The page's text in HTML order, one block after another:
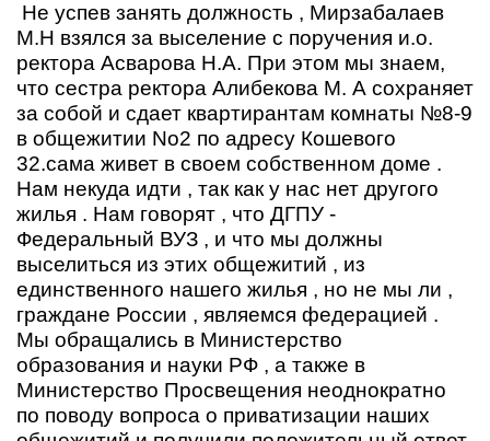
Не успев занять должность , Мирзабалаев
М.Н взялся за выселение с поручения и.о.
ректора Асварова Н.А. При этом мы знаем,
что сестра ректора Алибекова М. А сохраняет
за собой и сдает квартирантам комнаты №8-9
в общежитии No2 по адресу Кошевого
32.сама живет в своем собственном доме .
Нам некуда идти , так как у нас нет другого
жилья . Нам говорят , что ДГПУ -
Федеральный ВУЗ , и что мы должны
выселиться из этих общежитий , из
единственного нашего жилья , но не мы ли ,
граждане России , являемся федерацией .
Мы обращались в Министерство
образования и науки РФ , а также в
Министерство Просвещения неоднократно
по поводу вопроса о приватизации наших